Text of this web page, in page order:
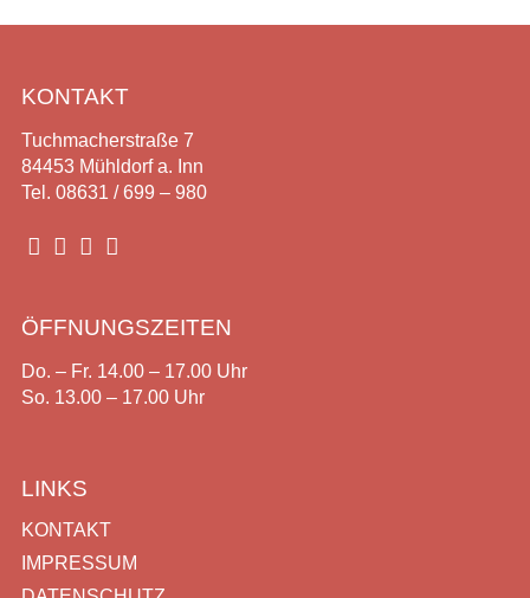
KONTAKT
Tuchmacherstraße 7
84453 Mühldorf a. Inn
Tel. 08631 / 699 – 980
   
ÖFFNUNGSZEITEN
Do. – Fr. 14.00 – 17.00 Uhr
So. 13.00 – 17.00 Uhr
LINKS
KONTAKT
IMPRESSUM